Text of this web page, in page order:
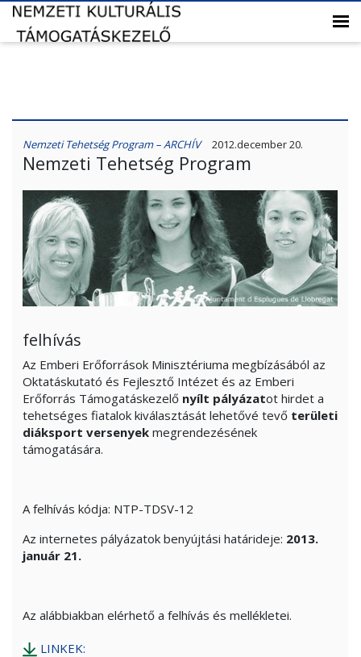
Nemzeti Tehetség Program – ARCHÍV 2012.december 20.
Nemzeti Tehetség Program
felhívás
Az Emberi Erőforrások Minisztériuma megbízásából az
Oktatáskutató és Fejlesztő Intézet és az Emberi
Erőforrás Támogatáskezelő nyílt pályázatot hirdet a
tehetséges fiatalok kiválasztását lehetővé tevő területi
diáksport versenyek megrendezésének
támogatására.
A felhívás kódja: NTP-TDSV-12
Az internetes pályázatok benyújtási határideje: 2013.
január 21.
Az alábbiakban elérhető a felhívás és mellékletei.
LINKEK: